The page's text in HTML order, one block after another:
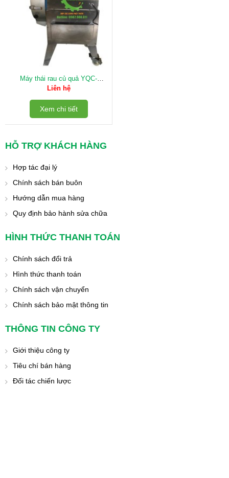
Máy thái rau củ quả YQC-
80/HE300/CHYD-180
Liên hệ
Xem chi tiết
HỖ TRỢ KHÁCH HÀNG
Hợp tác đại lý
Chính sách bán buôn
Hướng dẫn mua hàng
Quy định bảo hành sửa chữa
HÌNH THỨC THANH TOÁN
Chính sách đổi trả
Hình thức thanh toán
Chính sách vận chuyển
Chính sách bảo mật thông tin
THÔNG TIN CÔNG TY
Giới thiệu công ty
Tiêu chí bán hàng
Đối tác chiến lược